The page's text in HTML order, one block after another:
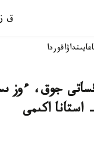
ق ز
اقوردا
جوق، ءوز
استانا اكىمى